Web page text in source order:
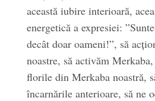
această iubire interioară,
energetică a expresiei:
decât doar oameni!”, să
noastre, să activăm
florile din Merkaba noastră,
încarnările anterioare, să ne